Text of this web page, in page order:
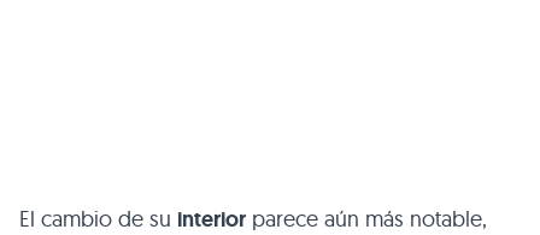
El cambio de su interior parece aún más notable,